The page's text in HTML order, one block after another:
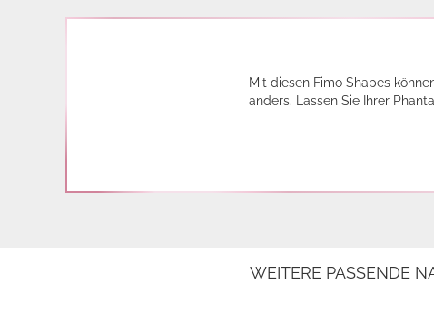
Mit diesen Fimo Shapes
anders. Lassen Sie Ihrer
WEITERE PASSENDE